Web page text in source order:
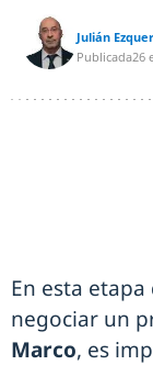
Julián
Publicada26
En esta
negociar un
Marco, es